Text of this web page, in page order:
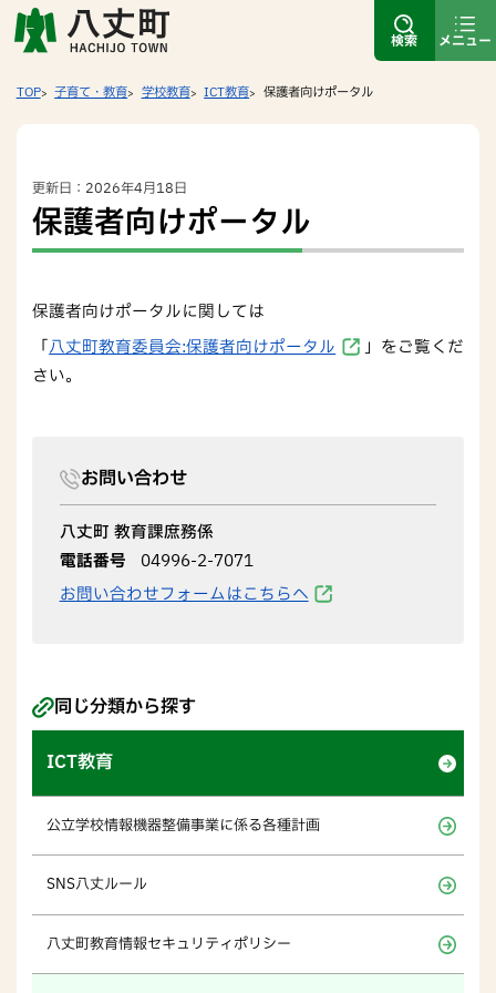
検索 メニュー
TOP 子育て・教育 学校教育 ICT教育 保護者向けポータル
更新日：2026年4月18日
保護者向けポータル
保護者向けポータルに関しては
「八丈町教育委員会:保護者向けポータル
」をご覧くだ
さい。
お問い合わせ
八丈町 教育課庶務係
電話番号
04996-2-7071
お問い合わせフォームはこちらへ
同じ分類から探す
ICT教育
公立学校情報機器整備事業に係る各種計画
SNS八丈ルール
八丈町教育情報セキュリティポリシー